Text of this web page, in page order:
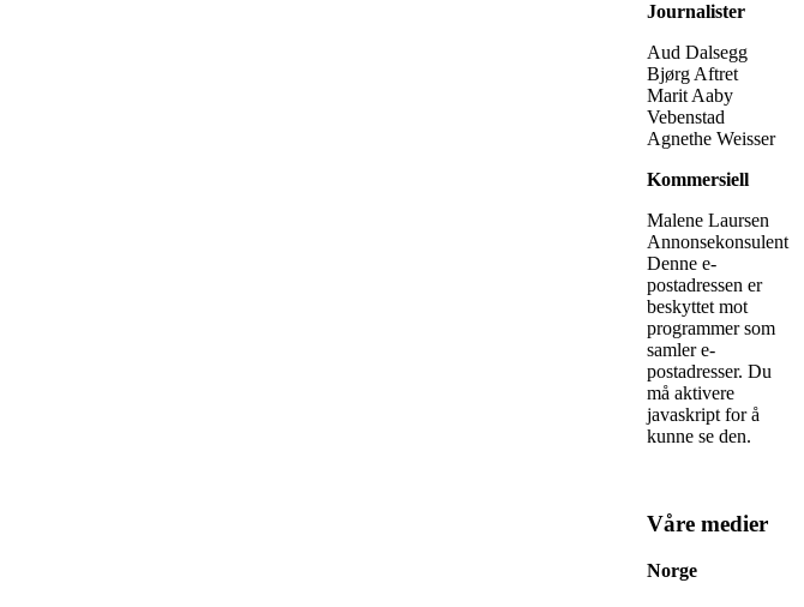
Journalister
Aud Dalsegg
Bjørg Aftret
Marit Aaby
Vebenstad
Agnethe Weisser
Kommersiell
Malene Laursen
Annonsekonsulent
Denne e-
postadressen er
beskyttet mot
programmer som
samler e-
postadresser. Du
må aktivere
javaskript for å
kunne se den.
Våre medier
Norge